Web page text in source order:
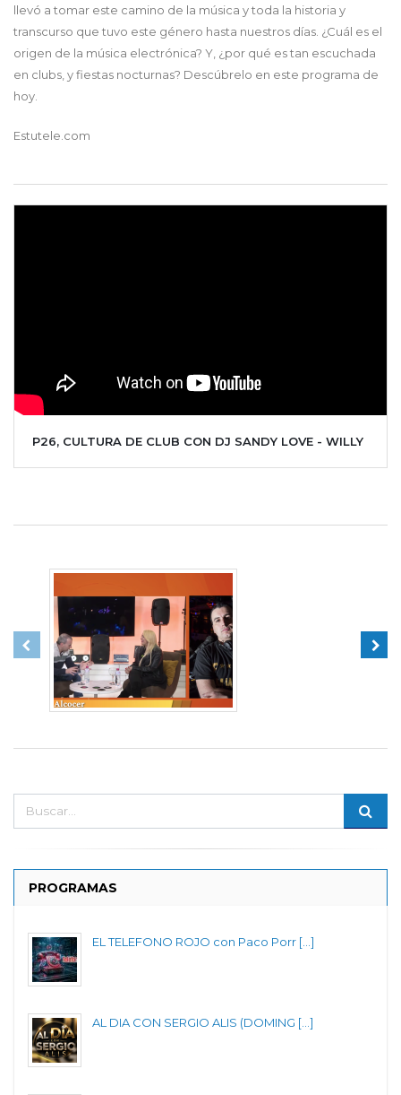
llevó a tomar este camino de la música y toda la historia y
transcurso que tuvo este género hasta nuestros días. ¿Cuál es el
origen de la música electrónica? Y, ¿por qué es tan escuchada
en clubs, y fiestas nocturnas? Descúbrelo en este programa de
hoy.
Estutele.com
P26, CULTURA DE CLUB CON DJ SANDY LOVE - WILLY
PROGRAMAS
EL TELEFONO ROJO con Paco Porr [...]
AL DIA CON SERGIO ALIS (DOMING [...]